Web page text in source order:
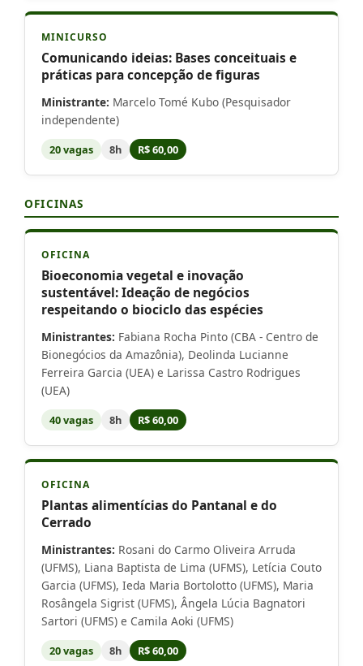
MINICURSO
Comunicando ideias: Bases conceituais e
práticas para concepção de figuras
Ministrante: Marcelo Tomé Kubo (Pesquisador
independente)
20 vagas 8h R$ 60,00
OFICINAS
OFICINA
Bioeconomia vegetal e inovação
sustentável: Ideação de negócios
respeitando o biociclo das espécies
Ministrantes: Fabiana Rocha Pinto (CBA - Centro de
Bionegócios da Amazônia), Deolinda Lucianne
Ferreira Garcia (UEA) e Larissa Castro Rodrigues
(UEA)
40 vagas 8h R$ 60,00
OFICINA
Plantas alimentícias do Pantanal e do
Cerrado
Ministrantes: Rosani do Carmo Oliveira Arruda
(UFMS), Liana Baptista de Lima (UFMS), Letícia Couto
Garcia (UFMS), Ieda Maria Bortolotto (UFMS), Maria
Rosângela Sigrist (UFMS), Ângela Lúcia Bagnatori
Sartori (UFMS) e Camila Aoki (UFMS)
20 vagas 8h R$ 60,00